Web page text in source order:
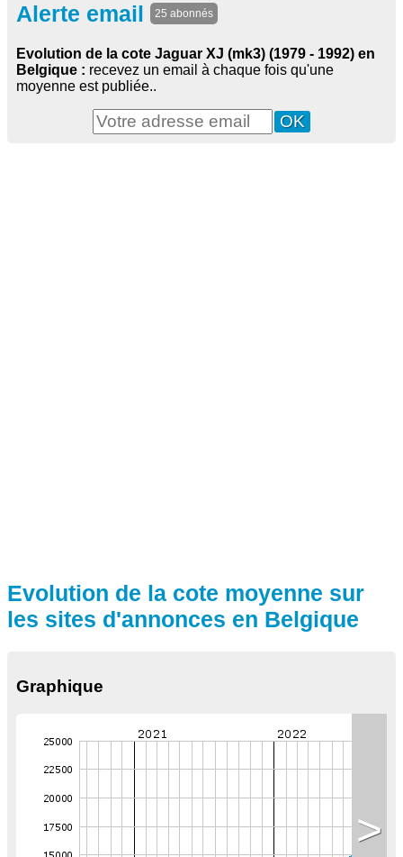
Alerte email 25 abonnés
Evolution de la cote Jaguar XJ (mk3) (1979 - 1992) en
Belgique : recevez un email à chaque fois qu'une
moyenne est publiée..
Evolution de la cote moyenne sur
les sites d'annonces en Belgique
Graphique
>